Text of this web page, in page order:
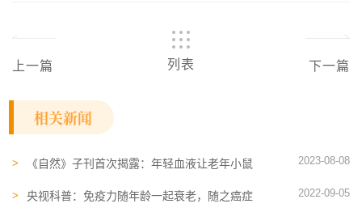
上一篇 列表 下一篇
相关新闻
《自然》子刊首次揭露：年轻血液让老年小鼠
2023-08-08
央视科普：免疫力随年龄一起衰老，随之癌症
2022-09-05